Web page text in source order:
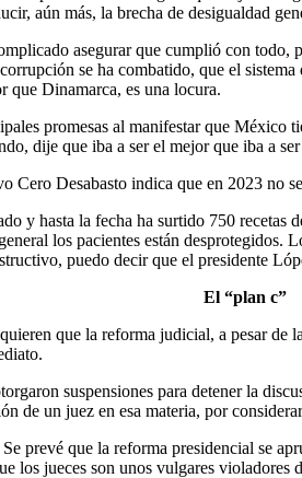
aún más, la brecha de desigualdad
asegurar que cumplió con
se ha combatido, que el
que Dinamarca, es una locura.
promesas al manifestar que México
dije que iba a ser el mejor que iba a
Cero Desabasto indica que en 2023 no
y hasta la fecha ha surtido 750
los pacientes están
puedo decir que el presidente
El “plan c”
que la reforma judicial, a pesar
suspensiones para detener la
de un juez en esa materia, por
prevé que la reforma presidencial se
los jueces son unos vulgares violadores